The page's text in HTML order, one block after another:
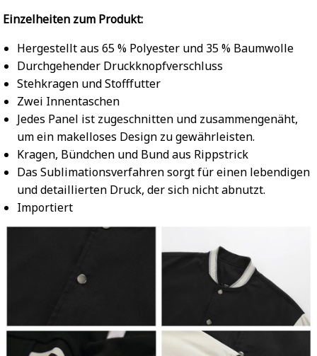
Einzelheiten zum Produkt:
Hergestellt aus 65 % Polyester und 35 % Baumwolle
Durchgehender Druckknopfverschluss
Stehkragen und Stofffutter
Zwei Innentaschen
Jedes Panel ist zugeschnitten und zusammengenäht,
um ein makelloses Design zu gewährleisten.
Kragen, Bündchen und Bund aus Rippstrick
Das Sublimationsverfahren sorgt für einen lebendigen
und detaillierten Druck, der sich nicht abnutzt.
Importiert